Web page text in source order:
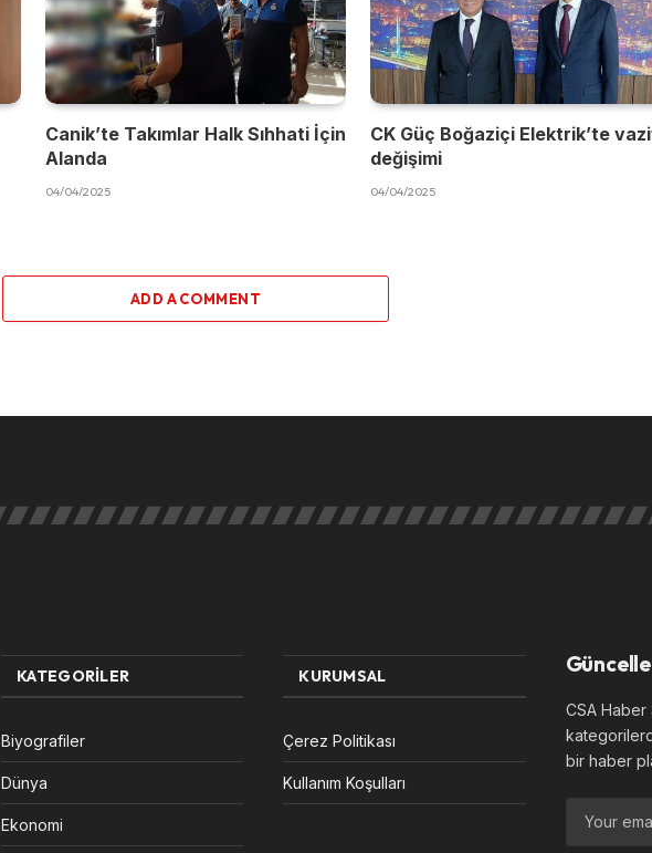
Canik’te Takımlar Halk Sıhhati İçin
Alanda
04/04/2025
CK Güç Boğaziçi Elektrik’te
değişimi
04/04/2025
ADD A COMMENT
KATEGORILER
Biyografiler
Dünya
Ekonomi
KURUMSAL
Çerez Politikası
Kullanım Koşulları
CSA
bir haber